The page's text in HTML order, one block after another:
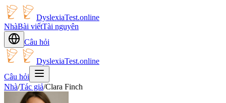
DyslexiaTest.online
NhàBài viếtTài nguyên
Câu hỏi
DyslexiaTest.online
Câu hỏi
Nhà/Tác giả/Clara Finch